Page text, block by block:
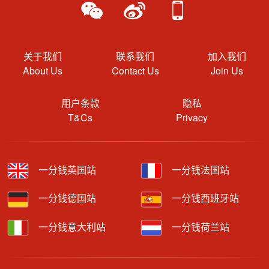
关于我们
About Us
联系我们
Contact Us
加入我们
Join Us
用户条款
T&Cs
隐私
Privacy
一分钱英国站 一分钱法国站
一分钱德国站 一分钱西班牙站
一分钱意大利站 一分钱荷兰站